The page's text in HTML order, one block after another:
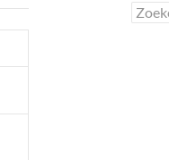
naar: